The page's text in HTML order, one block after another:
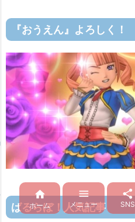
『おうえん』よろしく！
ばるらぼ！人気記事

ホーム

メニュー

SNS